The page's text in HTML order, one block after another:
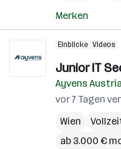
Merken
Einblicke Videos
Junior IT
Ayvens
vor 7 Tagen
Wien
ab 3.000 €